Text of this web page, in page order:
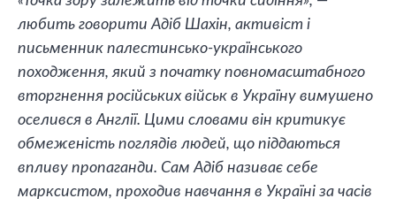
любить говорити Адіб Шахін, активіст і
письменник палестинсько-українського
походження, який з початку повномасштабного
вторгнення російських військ в Україну вимушено
оселився в Англії. Цими словами він критикує
обмеженість поглядів людей, що піддаються
впливу пропаганди. Сам Адіб називає себе
марксистом, проходив навчання в Україні за часів